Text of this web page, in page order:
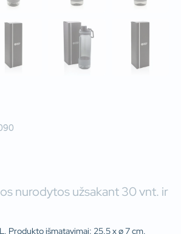
nurodytos užsakant 30 vnt. ir
Produkto išmatavimai: 25.5 x ø 7 cm.